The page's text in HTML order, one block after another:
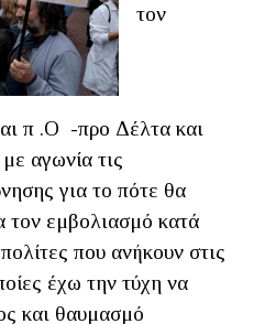
τον
π .Ο -προ Δέλτα και
αγωνία τις
για το πότε θα
τον εμβολιασμό κατά
που ανήκουν στις
έχω την τύχη να
και θαυμασμό